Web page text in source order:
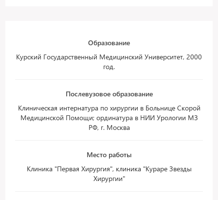
Образование
Курский Государственный Медицинский Университет, 2000
год.
Послевузовое образование
Клиническая интернатура по хирургии в Больнице Скорой
Медицинской Помощи; ординатура в НИИ Урологии МЗ
РФ, г. Москва
Место работы
Клиника "Первая Хирургия", клиника "Кураре Звезды
Хирургии"